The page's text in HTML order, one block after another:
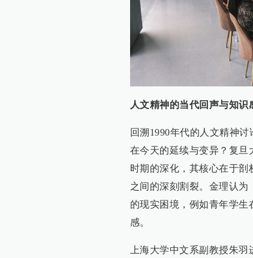
人文精神的当代回声与知识
回溯1990年代的人文精神
在今天的延续与变异？复旦
时期的深化，其核心在于
之间的深刻割裂。金理认
的现实困境，例如青年学生
感。
上海大学中文系副教授朱